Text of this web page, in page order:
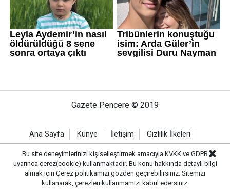
Gazete Pencere © 2019
Ana Sayfa Künye İletişim
Gizlilik İlkeleri
Sitene Ekle
Bu site deneyimlerinizi kişiselleştirmek amacıyla KVKK ve GDPR
uyarınca çerez(cookie) kullanmaktadır. Bu konu hakkında detaylı bilgi
almak için Çerez politikamızı gözden geçirebilirsiniz. Sitemizi
kullanarak, çerezleri kullanmamızı kabul edersiniz.